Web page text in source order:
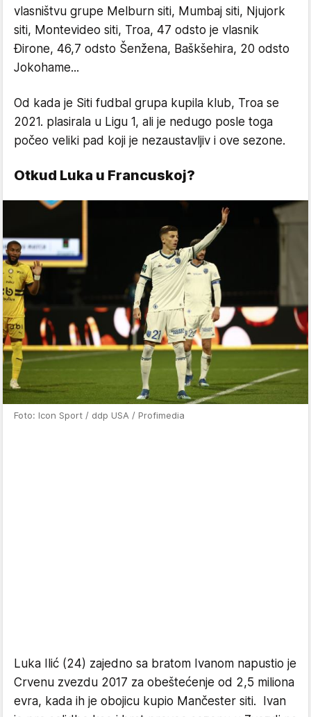
vlasništvu grupe Melburn siti, Mumbaj siti, Njujork
siti, Montevideo siti, Troa, 47 odsto je vlasnik
Đirone, 46,7 odsto Šenžena, Baškšehira, 20 odsto
Jokohame...
Od kada je Siti fudbal grupa kupila klub, Troa se
2021. plasirala u Ligu 1, ali je nedugo posle toga
počeo veliki pad koji je nezaustavljiv i ove sezone.
Otkud Luka u Francuskoj?
Foto: Icon Sport / ddp USA / Profimedia
Luka Ilić (24) zajedno sa bratom Ivanom napustio je
Crvenu zvezdu 2017 za obeštećenje od 2,5 miliona
evra, kada ih je obojicu kupio Mančester siti. Ivan